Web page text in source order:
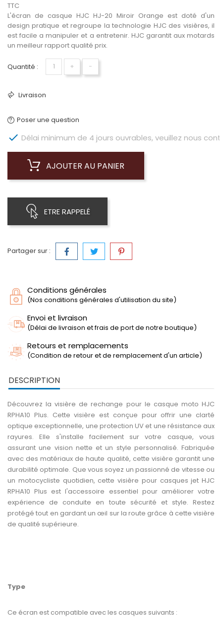
TTC
L'écran de casque HJC HJ-20 Miroir Orange est doté d'un
design pratique et regroupe la technologie HJC des visières, il
est facile a manipuler et a entretenir. HJC garantit aux motards
un meilleur rapport qualité prix.
Quantité : + −
Livraison
Poser une question
 Délai minimum de 4 jours ouvrables, veuillez nous
AJOUTER AU PANIER
ETRE RAPPELÉ
Partager sur :
Conditions générales
(Nos conditions générales d'utilisation du site)
Envoi et livraison
(Délai de livraison et frais de port de notre boutique)
Retours et remplacements
(Condition de retour et de remplacement d'un article)
DESCRIPTION
Découvrez la visière de rechange pour le casque moto HJC
RPHA10 Plus. Cette visière est conçue pour offrir une clarté
optique exceptionnelle, une protection UV et une résistance aux
rayures. Elle s'installe facilement sur votre casque, vous
assurant une vision nette et un style personnalisé. Fabriquée
avec des matériaux de haute qualité, cette visière garantit une
durabilité optimale. Que vous soyez un passionné de vitesse ou
un motocycliste quotidien, cette visière pour casques jet HJC
RPHA10 Plus est l'accessoire essentiel pour améliorer votre
expérience de conduite en toute sécurité et style. Restez
protégé tout en gardant un œil sur la route grâce à cette visière
de qualité supérieure.
Type
Ce écran est compatible avec les casques suivants :